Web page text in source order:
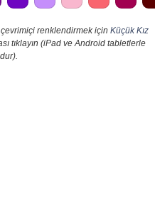
renklendirmek için Küçük Kız
tıklayın (iPad ve Android tabletlerle